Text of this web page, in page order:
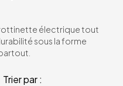
électrique tout
sous la forme
Trier par :